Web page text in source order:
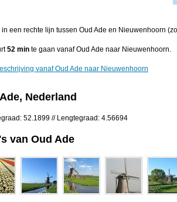
in een rechte lijn tussen Oud Ade en Nieuwenhoorn
52 min te gaan vanaf Oud Ade naar Nieuwenhoorn.
vanaf Oud Ade naar Nieuwenhoorn
Nederland
52.1899 // Lengtegraad: 4.56694
van Oud Ade